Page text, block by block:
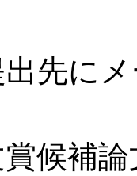
先に
賞候補